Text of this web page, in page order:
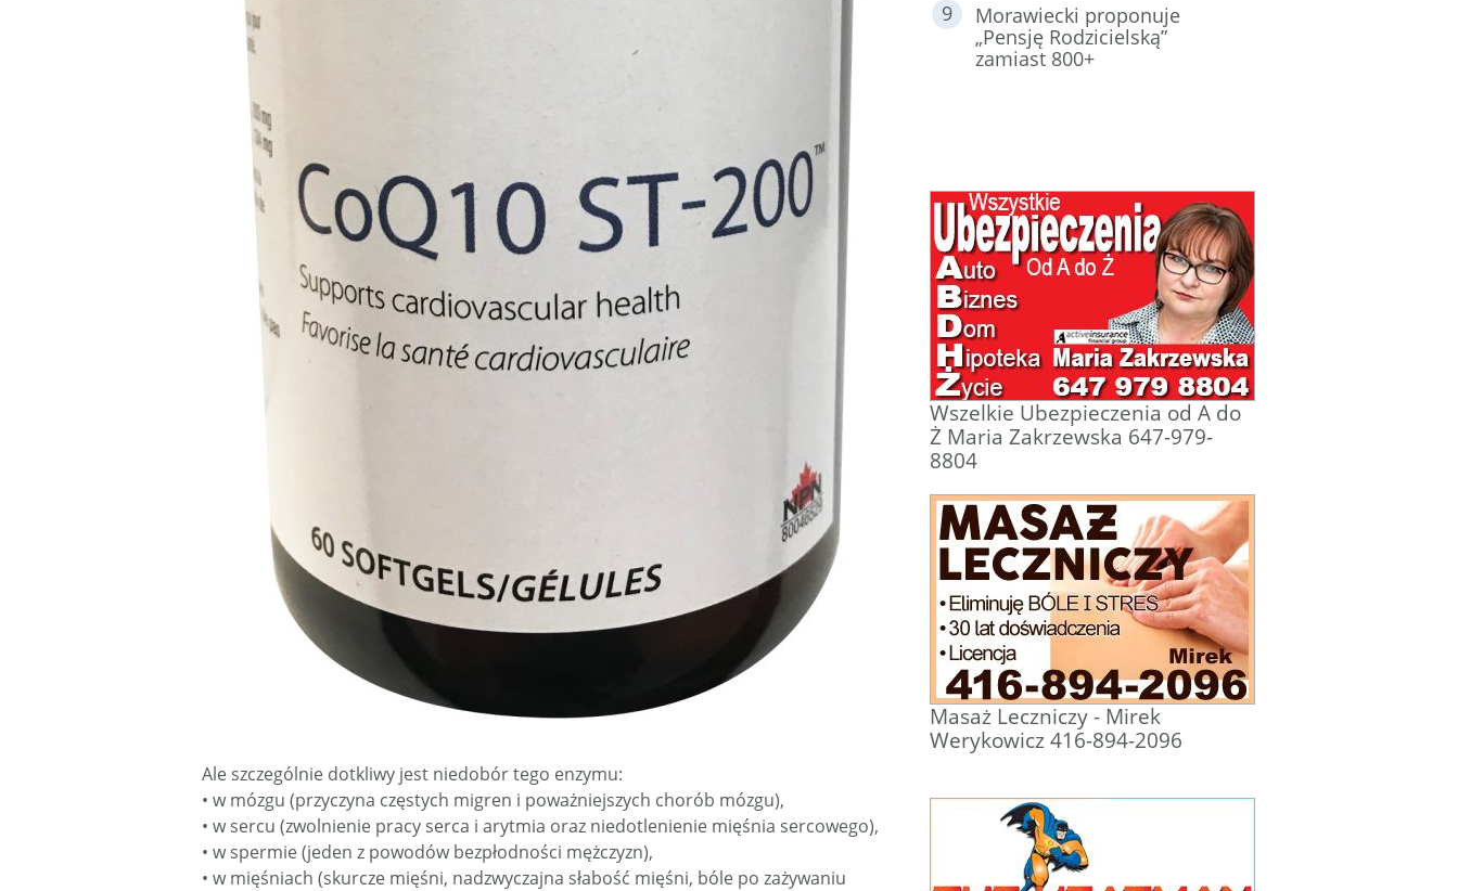
Ale szczególnie dotkliwy jest niedobór tego enzymu:
• w mózgu (przyczyna częstych migren i poważniejszych chorób mózgu),
• w sercu (zwolnienie pracy serca i arytmia oraz niedotlenienie mięśnia sercowego),
• w spermie (jeden z powodów bezpłodności mężczyzn),
• w mięśniach (skurcze mięśni, nadzwyczajna słabość mięśni, bóle po zażywaniu
Morawiecki proponuje
„Pensję Rodzicielską”
zamiast 800+
Wszelkie Ubezpieczenia od A do
Ż Maria Zakrzewska 647-979-
8804
Masaż Leczniczy - Mirek
Werykowicz 416-894-2096